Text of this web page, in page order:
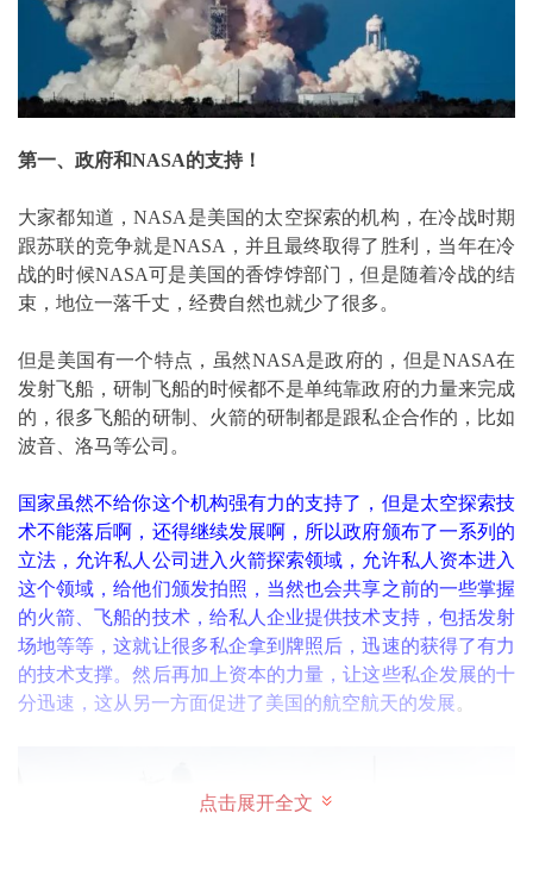
第一、政府和NASA的支持！
大家都知道，NASA是美国的太空探索的机构，在冷战时期
跟苏联的竞争就是NASA，并且最终取得了胜利，当年在冷
战的时候NASA可是美国的香饽饽部门，但是随着冷战的结
束，地位一落千丈，经费自然也就少了很多。
但是美国有一个特点，虽然NASA是政府的，但是NASA在
发射飞船，研制飞船的时候都不是单纯靠政府的力量来完成
的，很多飞船的研制、火箭的研制都是跟私企合作的，比如
波音、洛马等公司。
国家虽然不给你这个机构强有力的支持了，但是太空探索技
术不能落后啊，还得继续发展啊，所以政府颁布了一系列的
立法，允许私人公司进入火箭探索领域，允许私人资本进入
这个领域，给他们颁发拍照，当然也会共享之前的一些掌握
的火箭、飞船的技术，给私人企业提供技术支持，包括发射
场地等等，这就让很多私企拿到牌照后，迅速的获得了有力
的技术支撑。然后再加上资本的力量，让这些私企发展的十
分迅速，这从另一方面促进了美国的航空航天的发展。
点击展开全文